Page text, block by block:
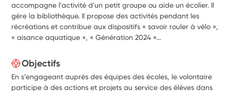
accompagne l'activité d'un petit groupe ou aide un écolier. Il
gère la bibliothèque. Il propose des activités pendant les
récréations et contribue aux dispositifs « savoir rouler à vélo »,
« aisance aquatique », « Génération 2024 »…
Objectifs
En s’engageant auprès des équipes des écoles, le volontaire
participe à des actions et projets au service des élèves dans